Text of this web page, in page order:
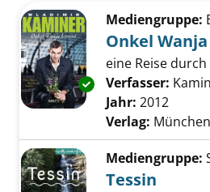
Zu den Suchfiltern springen
Exemplar-Details
Mediengruppe:
Onkel
eine Reise
Verfasser:
Jahr: 2012
Verlag:
Mediengruppe:
Tessin